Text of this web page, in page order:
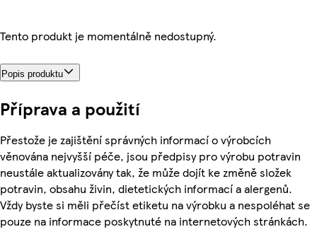
Tento produkt je momentálně nedostupný.
Popis produktu
Příprava a použití
Přestože je zajištění správných informací o výrobcích
věnována nejvyšší péče, jsou předpisy pro výrobu potravin
neustále aktualizovány tak, že může dojít ke změně složek
potravin, obsahu živin, dietetických informací a alergenů.
Vždy byste si měli přečíst etiketu na výrobku a nespoléhat se
pouze na informace poskytnuté na internetových stránkách.